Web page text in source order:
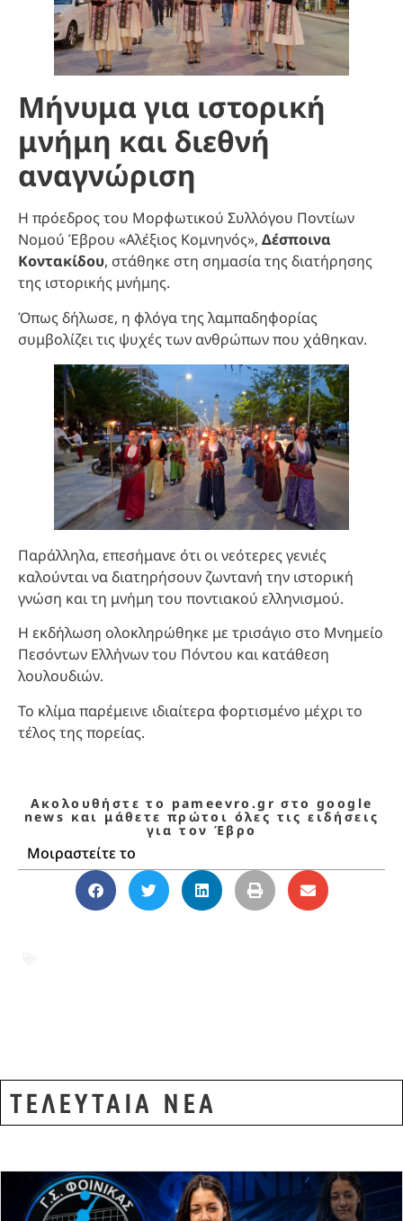
Μήνυμα για ιστορική
μνήμη και διεθνή
αναγνώριση
Η πρόεδρος του Μορφωτικού Συλλόγου Ποντίων
Νομού Έβρου «Αλέξιος Κομνηνός», Δέσποινα
Κοντακίδου, στάθηκε στη σημασία της διατήρησης
της ιστορικής μνήμης.
Όπως δήλωσε, η φλόγα της λαμπαδηφορίας
συμβολίζει τις ψυχές των ανθρώπων που χάθηκαν.
Παράλληλα, επεσήμανε ότι οι νεότερες γενιές
καλούνται να διατηρήσουν ζωντανή την ιστορική
γνώση και τη μνήμη του ποντιακού ελληνισμού.
Η εκδήλωση ολοκληρώθηκε με τρισάγιο στο Μνημείο
Πεσόντων Ελλήνων του Πόντου και κατάθεση
λουλουδιών.
Το κλίμα παρέμεινε ιδιαίτερα φορτισμένο μέχρι το
τέλος της πορείας.
Ακολουθήστε το pameevro.gr στο google
news και μάθετε πρώτοι όλες τις ειδήσεις
για τον Έβρο
Μοιραστείτε το
ΤΕΛΕΥΤΑΙΑ ΝΕΑ